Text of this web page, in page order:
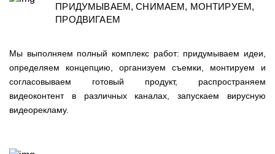
ПРИДУМЫВАЕМ, СНИМАЕМ, МОНТИРУЕМ,
ПРОДВИГАЕМ
Мы выполняем полный комплекс работ: придумываем идеи,
определяем концепцию, организуем съемки, монтируем и
согласовываем готовый продукт, распространяем
видеоконтент в различных каналах, запускаем вирусную
видеорекламу.